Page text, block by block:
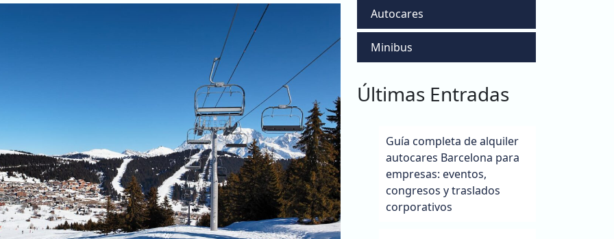
Autocares
Minibus
Últimas Entradas
Guía completa de alquiler
autocares Barcelona para
empresas: eventos,
congresos y traslados
corporativos